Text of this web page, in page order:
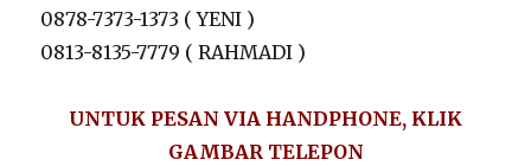
0878-7373-1373 ( YENI )
0813-8135-7779 ( RAHMADI )
UNTUK PESAN VIA HANDPHONE, KLIK
GAMBAR TELEPON